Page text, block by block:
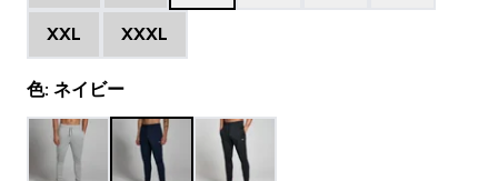
XXL XXXL
色: ネイビー